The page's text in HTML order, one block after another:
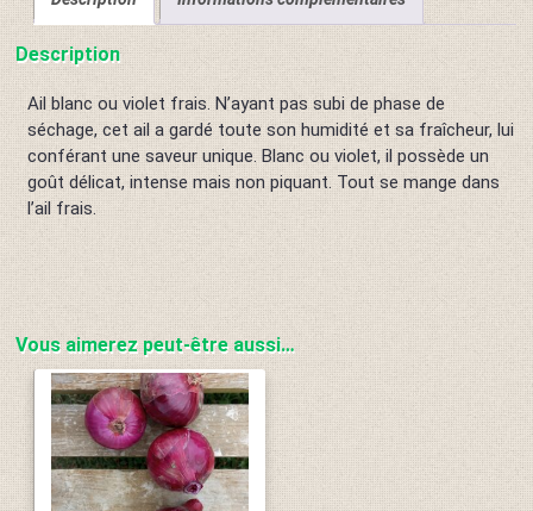
Description
Ail blanc ou violet frais. N’ayant pas subi de phase de
séchage, cet ail a gardé toute son humidité et sa fraîcheur, lui
conférant une saveur unique. Blanc ou violet, il possède un
goût délicat, intense mais non piquant. Tout se mange dans
l’ail frais.
Vous aimerez peut-être aussi…